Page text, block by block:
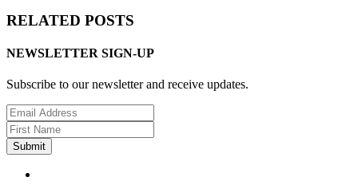
RELATED POSTS
NEWSLETTER SIGN-UP
Subscribe to our newsletter and receive updates.